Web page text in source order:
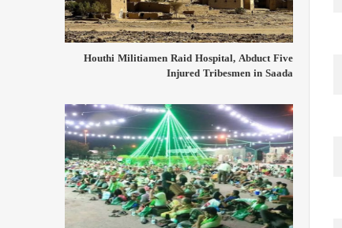
Houthi Militiamen Raid Hospital, Abduct Five
Injured Tribesmen in Saada